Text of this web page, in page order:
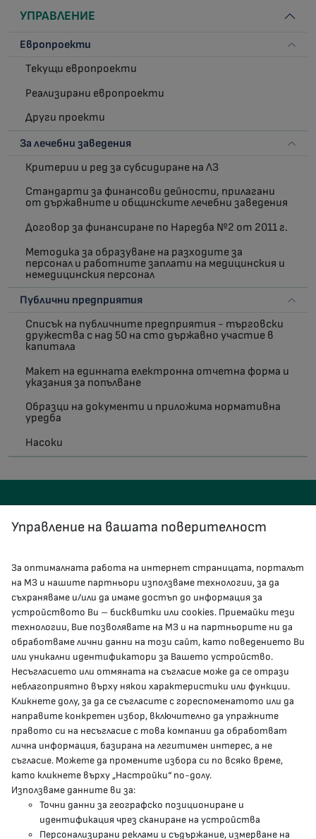
УПРАВЛЕНИЕ
Европроекти
Текущи европроекти
Реализирани европроекти
Други проекти
За лечебни заведения
Критерии и ред за субсидиране на ЛЗ
Стандарти за финансови дейности, прилагани
от държавните и общинските лечебни заведения
Договор за финансиране по Наредба №2 от 2011 г.
Методика за образуване на разходите за
персонал и работните заплати на медицинския и
немедицинския персонал
Публични предприятия
Списък на публичните предприятия - търговски
дружества с над 50 на сто държавно участие в
капитала
Макет на единната електронна отчетна форма и
указания за попълване
Образци на документи и приложима нормативна
уредба
Насоки
КОНТАКТИ
гр.София, 1000, пл. „Света Неделя“ №5
delovodstvo@mh.government.bg
presscenter@mh.government.bg
МЗ В СОЦИАЛНИТЕ МРЕЖИ
Facebook страница
Instragram профил
YouTube канал
Управление на вашата поверителност
За оптималната работа на интернет страницата, порталът
на МЗ и нашите партньори използваме технологии, за да
съхраняваме и/или да имаме достъп до информация за
устройството Ви – бисквитки или cookies. Приемайки тези
технологии, Вие позволявате на МЗ и на партньорите ни да
обработваме лични данни на този сайт, като поведението Ви
или уникални идентификатори за Вашето устройство.
Несъгласието или отмяната на съгласие може да се отрази
неблагоприятно върху някои характеристики или функции.
Кликнете долу, за да се съгласите с гореспоменатото или да
направите конкретен избор, включително да упражните
правото си на несъгласие с това компании да обработват
лична информация, базирана на легитимен интерес, а не
съгласие. Можете да промените избора си по всяко време,
като кликнете върху „Настройки“ по-долу.
Използваме данните ви за:
Точни данни за географско позициониране и
идентификация чрез сканиране на устройства
Персонализирани реклами и съдържание, измерване на